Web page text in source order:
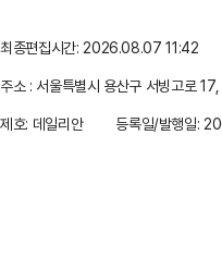
최종편집시간: 2026.08.07 11:42
주소 : 서울특별시 용산구 서빙고로
제호: 데일리안
등록일/발행일: